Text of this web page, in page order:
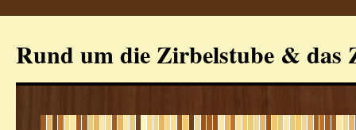
Rund um die Zirbelstube & das